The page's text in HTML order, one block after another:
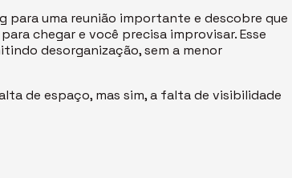
para uma reunião importante e descobre que
chegar e você precisa improvisar. Esse
desorganização, sem a menor
de espaço, mas sim, a falta de visibilidade